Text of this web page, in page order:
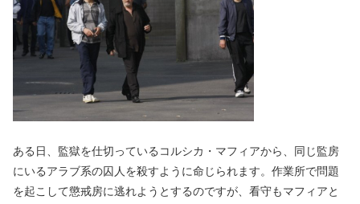
ある日、監獄を仕切っているコルシカ・マフィアから、同じ監房
にいるアラブ系の囚人を殺すように命じられます。作業所で問題
を起こして懲戒房に逃れようとするのですが、看守もマフィアと